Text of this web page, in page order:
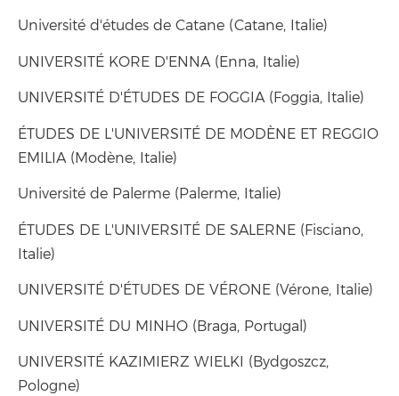
Université d'études de Catane (Catane, Italie)
UNIVERSITÉ KORE D'ENNA (Enna, Italie)
UNIVERSITÉ D'ÉTUDES DE FOGGIA (Foggia, Italie)
ÉTUDES DE L'UNIVERSITÉ DE MODÈNE ET REGGIO
EMILIA (Modène, Italie)
Université de Palerme (Palerme, Italie)
ÉTUDES DE L'UNIVERSITÉ DE SALERNE (Fisciano,
Italie)
UNIVERSITÉ D'ÉTUDES DE VÉRONE (Vérone, Italie)
UNIVERSITÉ DU MINHO (Braga, Portugal)
UNIVERSITÉ KAZIMIERZ WIELKI (Bydgoszcz,
Pologne)